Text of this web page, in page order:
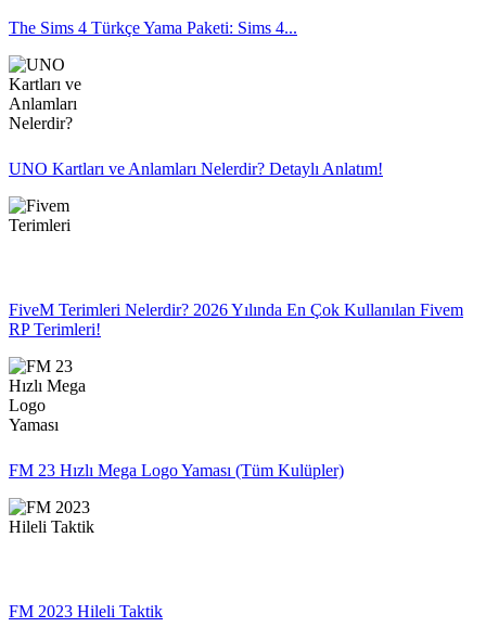
The Sims 4 Türkçe Yama Paketi: Sims 4...
UNO Kartları ve Anlamları Nelerdir? Detaylı Anlatım!
FiveM Terimleri Nelerdir? 2026 Yılında En Çok Kullanılan Fivem
RP Terimleri!
FM 23 Hızlı Mega Logo Yaması (Tüm Kulüpler)
FM 2023 Hileli Taktik